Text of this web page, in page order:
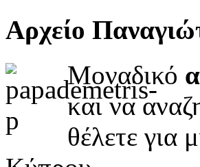
Αρχείο
Μοναδικό
και να
θέλετε για